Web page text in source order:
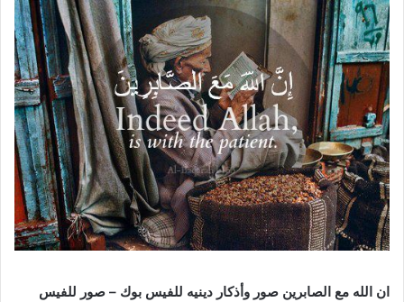
ان الله مع الصابرين صور وأذكار دينيه للفيس بوك – صور للفيس